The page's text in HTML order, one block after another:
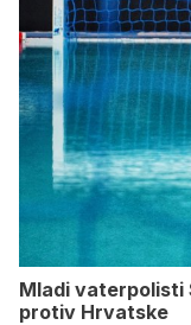
Mladi vaterpolisti
protiv Hrvatske